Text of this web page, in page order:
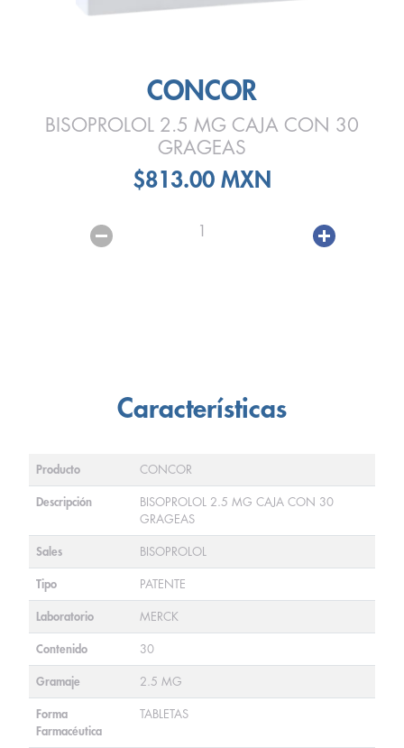
CONCOR
BISOPROLOL 2.5 MG CAJA CON 30
GRAGEAS
$813.00 MXN
1
Características
Producto CONCOR
Descripción
BISOPROLOL 2.5 MG CAJA CON 30
GRAGEAS
Sales BISOPROLOL
Tipo PATENTE
Laboratorio MERCK
Contenido 30
Gramaje 2.5 MG
Forma
Farmacéutica
TABLETAS